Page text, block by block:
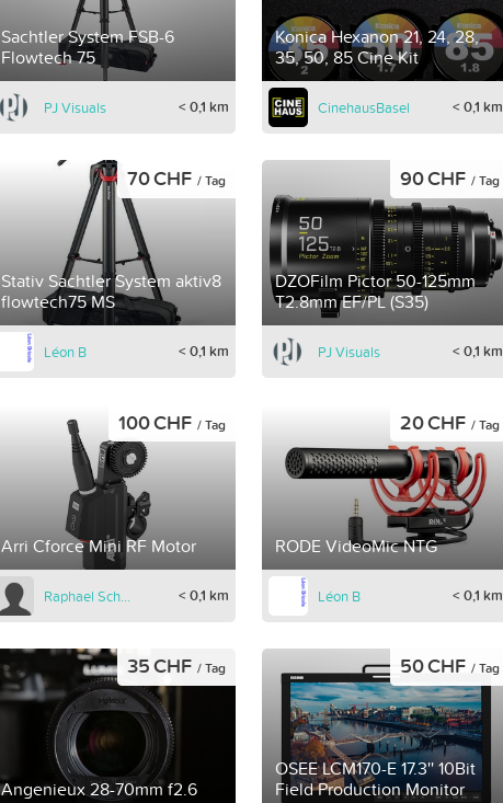
Sachtler System FSB-6
Flowtech 75
PJ Visuals < 0,1 km
Konica Hexanon 21, 24, 28,
35, 50, 85 Cine Kit
CinehausBasel < 0,1 km
Stativ Sachtler System aktiv8
flowtech75 MS
70 CHF / Tag
Léon B < 0,1 km
DZOFilm Pictor 50-125mm
T2.8mm EF/PL (S35)
90 CHF / Tag
PJ Visuals < 0,1 km
Arri Cforce Mini RF Motor
100 CHF / Tag
Raphael Schulze-Schilddorf < 0,1 km
RODE VideoMic NTG
20 CHF / Tag
Léon B < 0,1 km
Angenieux 28-70mm f2.6
35 CHF / Tag
OSEE LCM170-E 17.3'' 10Bit
Field Production Monitor
50 CHF / Tag